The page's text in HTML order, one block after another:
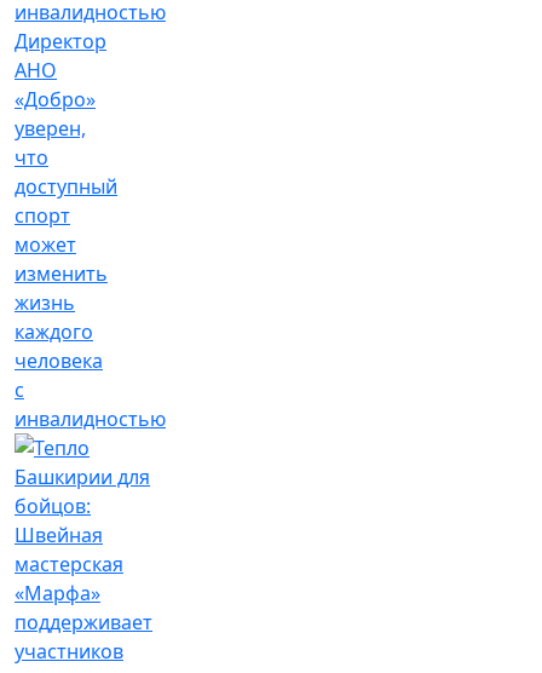
Директор
АНО
«Добро»
уверен,
что
доступный
спорт
может
изменить
жизнь
каждого
человека
с
инвалидностью